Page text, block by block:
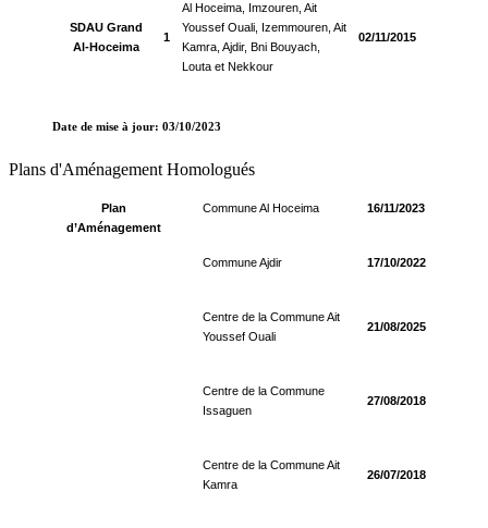
SDAU Grand
Al-Hoceima
1
Al Hoceima, Imzouren, Ait
Youssef Ouali, Izemmouren, Ait
Kamra, Ajdir, Bni Bouyach,
Louta et Nekkour
02/11/2015
Date de mise à jour: 03/10/2023
Plans d'Aménagement Homologués
Plan
d’Aménagement
Commune Al Hoceima 16/11/2023
Commune Ajdir 17/10/2022
Centre de la Commune Ait
Youssef Ouali
21/08/2025
Centre de la Commune
Issaguen
27/08/2018
Centre de la Commune Ait
Kamra
26/07/2018